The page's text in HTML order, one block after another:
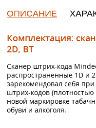
ОПИСАНИЕ
Комплектация:
2D, BT
Сканер штрих-кода
распространённые 1D и
зарекомендовал себя
штрих-кодов
новой маркировке
обуви и алкоголя.